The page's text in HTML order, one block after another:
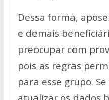
Dessa forma,
e demais
preocupar com
pois as regras
para esse grupo.